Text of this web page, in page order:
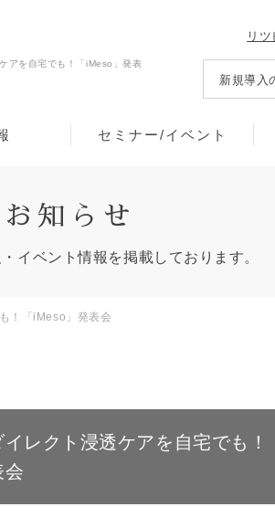
リ
アを自宅でも！「iMeso」発表
新規導入
セミナー/イベント
お知らせ
イベント情報を掲載しております。
！「iMeso」発表会
レクト浸透ケアを自宅でも！
会